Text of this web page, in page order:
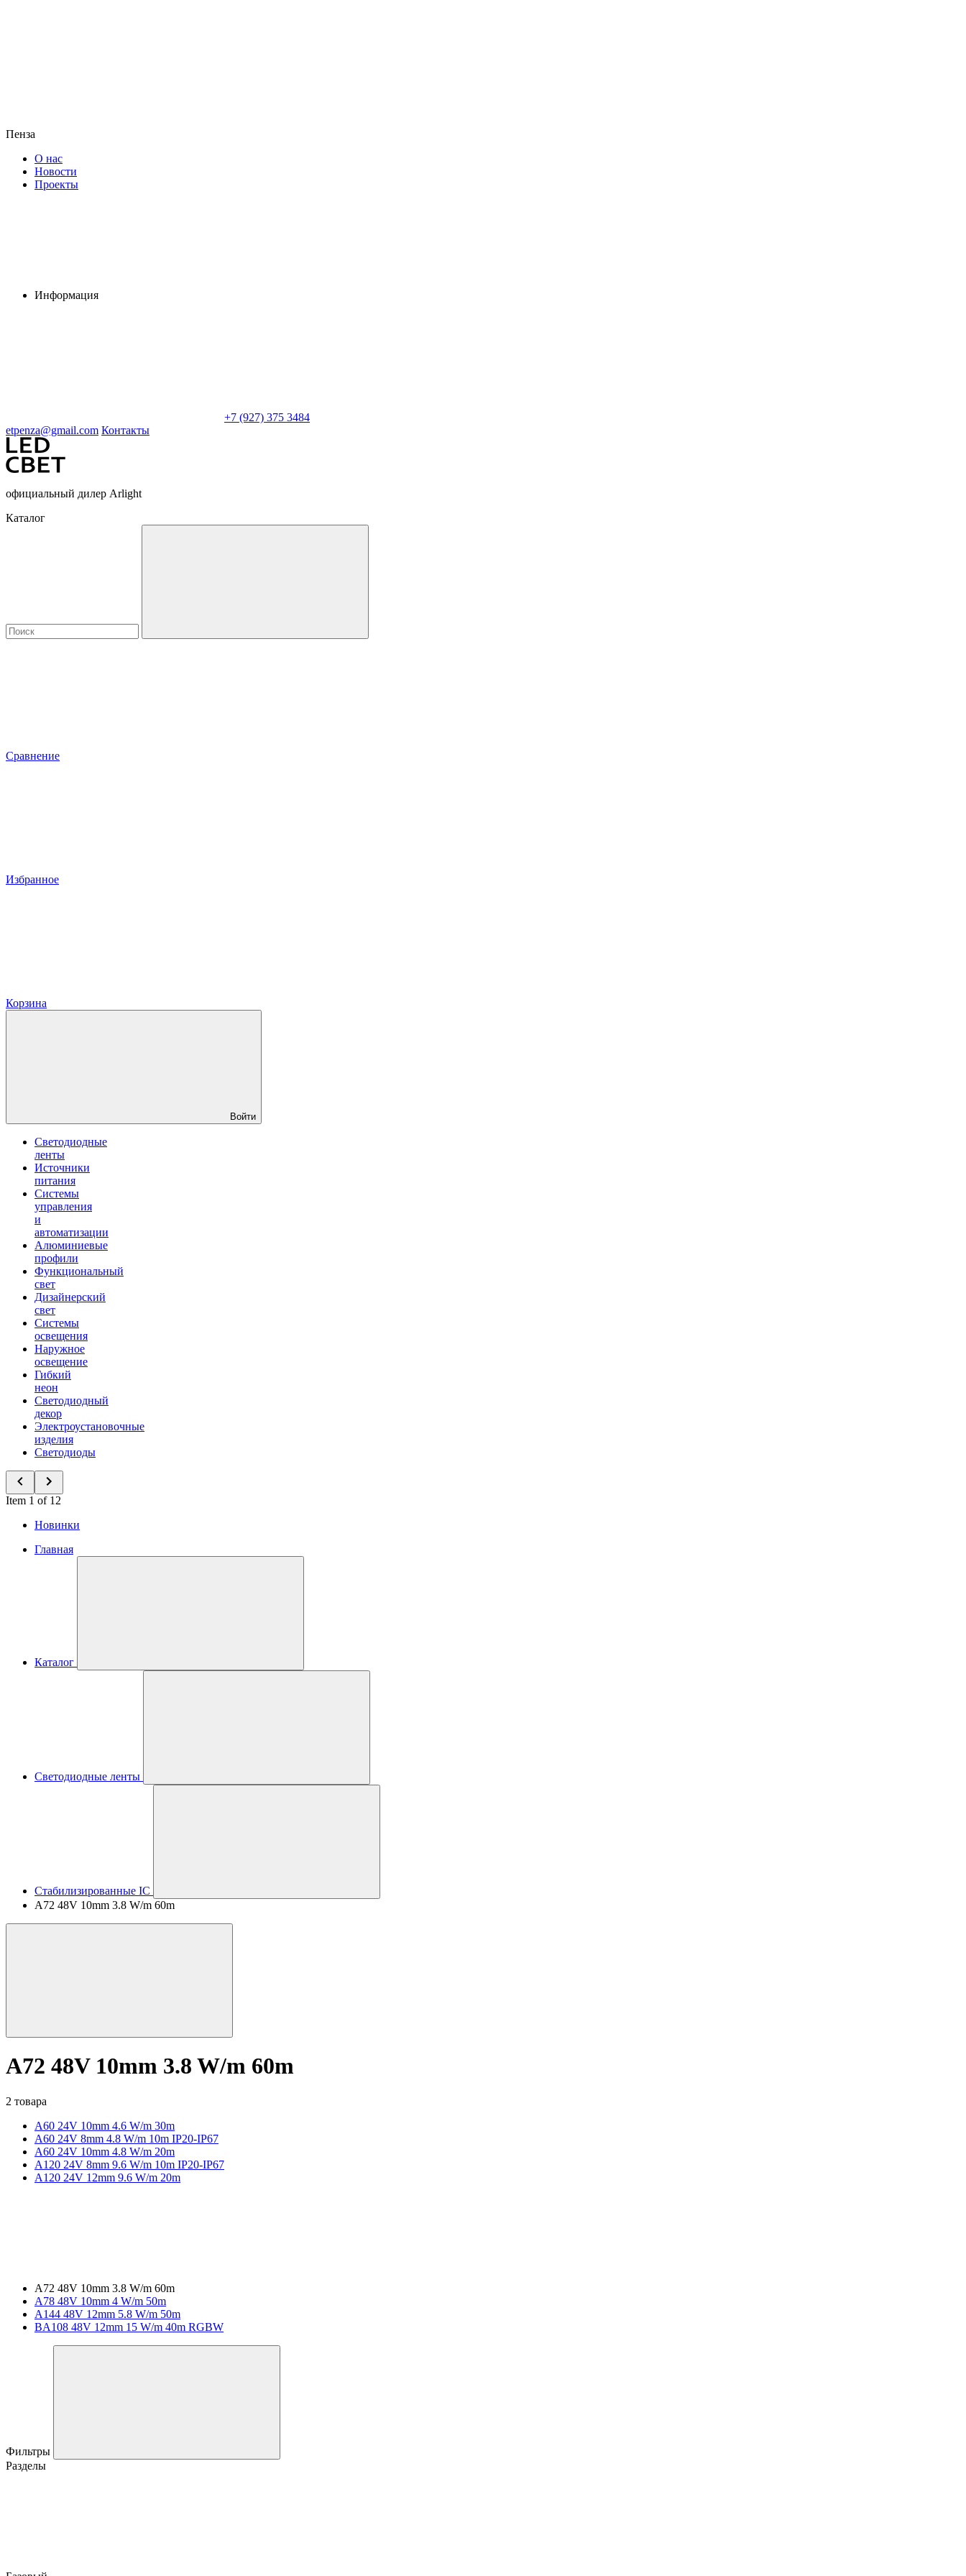
Пенза
О нас
Новости
Проекты
Информация
+7 (927) 375 3484
etpenza@gmail.com Контакты
официальный дилер Arlight
Каталог
Сравнение
Избранное
Корзина
Войти
Светодиодные
ленты
Источники
питания
Системы
управления
и
автоматизации
Алюминиевые
профили
Функциональный
свет
Дизайнерский
свет
Системы
освещения
Наружное
освещение
Гибкий
неон
Светодиодный
декор
Электроустановочные
изделия
Светодиоды
Item 1 of 12
Новинки
Главная
Каталог
Светодиодные ленты
Стабилизированные IC
A72 48V 10mm 3.8 W/m 60m
A72 48V 10mm 3.8 W/m 60m
2 товара
A60 24V 10mm 4.6 W/m 30m
A60 24V 8mm 4.8 W/m 10m IP20-IP67
A60 24V 10mm 4.8 W/m 20m
A120 24V 8mm 9.6 W/m 10m IP20-IP67
A120 24V 12mm 9.6 W/m 20m
A72 48V 10mm 3.8 W/m 60m
A78 48V 10mm 4 W/m 50m
A144 48V 12mm 5.8 W/m 50m
BA108 48V 12mm 15 W/m 40m RGBW
Фильтры
Разделы